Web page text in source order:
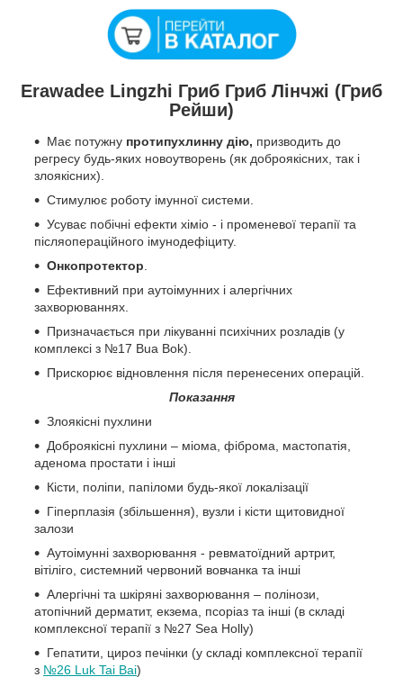
Erawadee Lingzhi Гриб Гриб Лінчжі (Гриб
Рейши)
Має потужну протипухлинну дію, призводить до
регресу будь-яких новоутворень (як доброякісних, так і
злоякісних).
Стимулює роботу імунної системи.
Усуває побічні ефекти хіміо - і променевої терапії та
післяопераційного імунодефіциту.
Онкопротектор.
Ефективний при аутоімунних і алергічних
захворюваннях.
Призначається при лікуванні психічних розладів (у
комплексі з №17 Bua Bok).
Прискорює відновлення після перенесених операцій.
Показання
Злоякісні пухлини
Доброякісні пухлини – міома, фіброма, мастопатія,
аденома простати і інші
Кісти, поліпи, папіломи будь-якої локалізації
Гіперплазія (збільшення), вузли і кісти щитовидної
залози
Аутоімунні захворювання - ревматоїдний артрит,
вітіліго, системний червоний вовчанка та інші
Алергічні та шкіряні захворювання – полінози,
атопічний дерматит, екзема, псоріаз та інші (в складі
комплексної терапії з №27 Sea Holly)
Гепатити, цироз печінки (у складі комплексної терапії
з №26 Luk Tai Bai)